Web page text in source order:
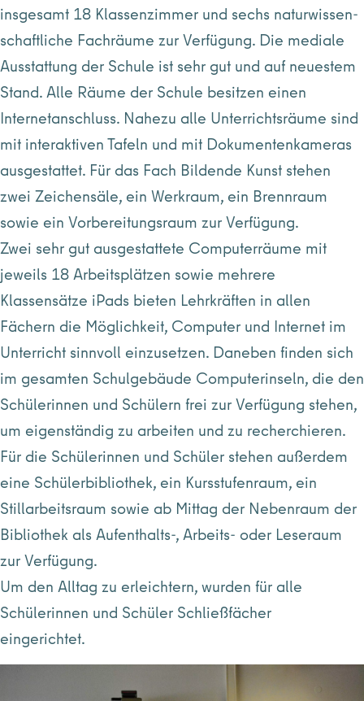
insgesamt 18 Klassenzimmer und sechs naturwissen-
schaftliche Fachräume zur Verfügung. Die mediale
Ausstattung der Schule ist sehr gut und auf neuestem
Stand. Alle Räume der Schule besitzen einen
Internetanschluss. Nahezu alle Unterrichtsräume sind
mit interaktiven Tafeln und mit Dokumentenkameras
ausgestattet. Für das Fach Bildende Kunst stehen
zwei Zeichensäle, ein Werkraum, ein Brennraum
sowie ein Vorbereitungsraum zur Verfügung.
Zwei sehr gut ausgestattete Computerräume mit
jeweils 18 Arbeitsplätzen sowie mehrere
Klassensätze iPads bieten Lehrkräften in allen
Fächern die Möglichkeit, Computer und Internet im
Unterricht sinnvoll einzusetzen. Daneben finden sich
im gesamten Schulgebäude Computerinseln, die den
Schülerinnen und Schülern frei zur Verfügung stehen,
um eigenständig zu arbeiten und zu recherchieren.
Für die Schülerinnen und Schüler stehen außerdem
eine Schülerbibliothek, ein Kursstufenraum, ein
Stillarbeitsraum sowie ab Mittag der Nebenraum der
Bibliothek als Aufenthalts-, Arbeits- oder Leseraum
zur Verfügung.
Um den Alltag zu erleichtern, wurden für alle
Schülerinnen und Schüler Schließfächer
eingerichtet.